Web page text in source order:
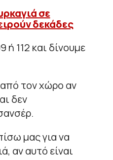
σε
δεκάδες
112 και δίνουμε
τον χώρο αν
δεν
μας για να
αν αυτό είναι